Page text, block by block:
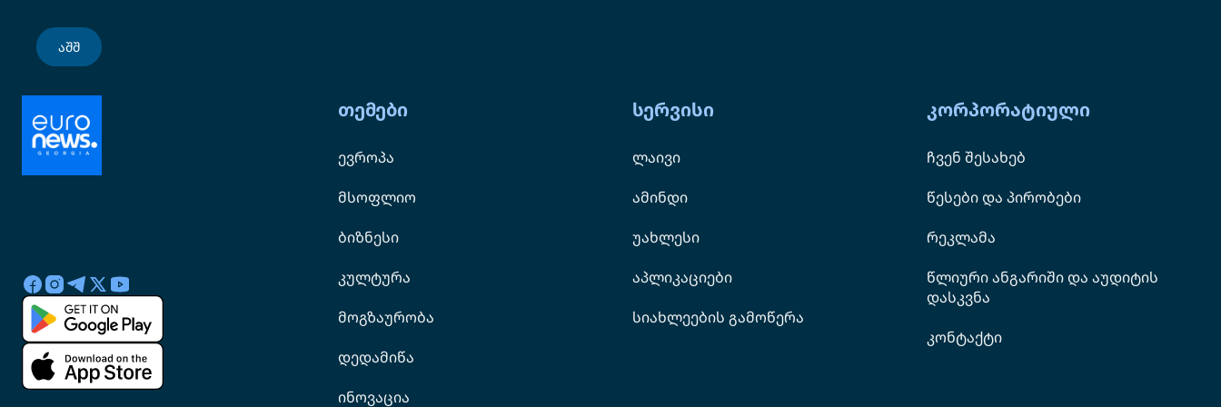
აშშ
თემები
ევროპა
მსოფლიო
ბიზნესი
კულტურა
მოგზაურობა
დედამიწა
ინოვაცია
სერვისი
ლაივი
ამინდი
უახლესი
აპლიკაციები
სიახლეების გამოწერა
კორპორატიული
ჩვენ შესახებ
წესები და პირობები
რეკლამა
წლიური ანგარიში და აუდიტის
დასკვნა
კონტაქტი